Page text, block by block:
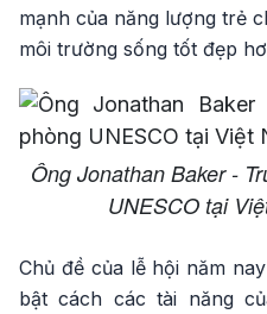
mạnh của năng lượng trẻ
môi trường sống tốt đẹp
Ông Jonathan Baker -
UNESCO tại
Chủ đề của lễ hội năm
bật cách các tài năng